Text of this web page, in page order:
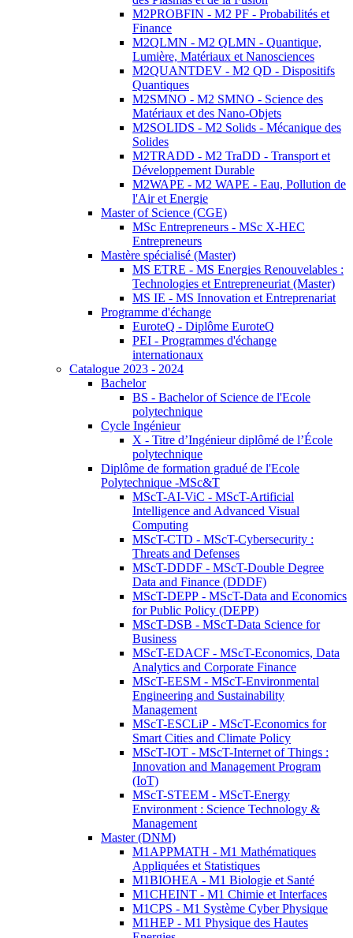
M2PROBFIN - M2 PF - Probabilités et
Finance
M2QLMN - M2 QLMN - Quantique,
Lumière, Matériaux et Nanosciences
M2QUANTDEV - M2 QD - Dispositifs
Quantiques
M2SMNO - M2 SMNO - Science des
Matériaux et des Nano-Objets
M2SOLIDS - M2 Solids - Mécanique des
Solides
M2TRADD - M2 TraDD - Transport et
Développement Durable
M2WAPE - M2 WAPE - Eau, Pollution de
l'Air et Energie
Master of Science (CGE)
MSc Entrepreneurs - MSc X-HEC
Entrepreneurs
Mastère spécialisé (Master)
MS ETRE - MS Energies Renouvelables :
Technologies et Entrepreneuriat (Master)
MS IE - MS Innovation et Entreprenariat
Programme d'échange
EuroteQ - Diplôme EuroteQ
PEI - Programmes d'échange
internationaux
Catalogue 2023 - 2024
Bachelor
BS - Bachelor of Science de l'Ecole
polytechnique
Cycle Ingénieur
X - Titre d’Ingénieur diplômé de l’École
polytechnique
Diplôme de formation gradué de l'Ecole
Polytechnique -MSc&T
MScT-AI-ViC - MScT-Artificial
Intelligence and Advanced Visual
Computing
MScT-CTD - MScT-Cybersecurity :
Threats and Defenses
MScT-DDDF - MScT-Double Degree
Data and Finance (DDDF)
MScT-DEPP - MScT-Data and Economics
for Public Policy (DEPP)
MScT-DSB - MScT-Data Science for
Business
MScT-EDACF - MScT-Economics, Data
Analytics and Corporate Finance
MScT-EESM - MScT-Environmental
Engineering and Sustainability
Management
MScT-ESCLiP - MScT-Economics for
Smart Cities and Climate Policy
MScT-IOT - MScT-Internet of Things :
Innovation and Management Program
(IoT)
MScT-STEEM - MScT-Energy
Environment : Science Technology &
Management
Master (DNM)
M1APPMATH - M1 Mathématiques
Appliquées et Statistiques
M1BIOHEA - M1 Biologie et Santé
M1CHEINT - M1 Chimie et Interfaces
M1CPS - M1 Système Cyber Physique
M1HEP - M1 Physique des Hautes